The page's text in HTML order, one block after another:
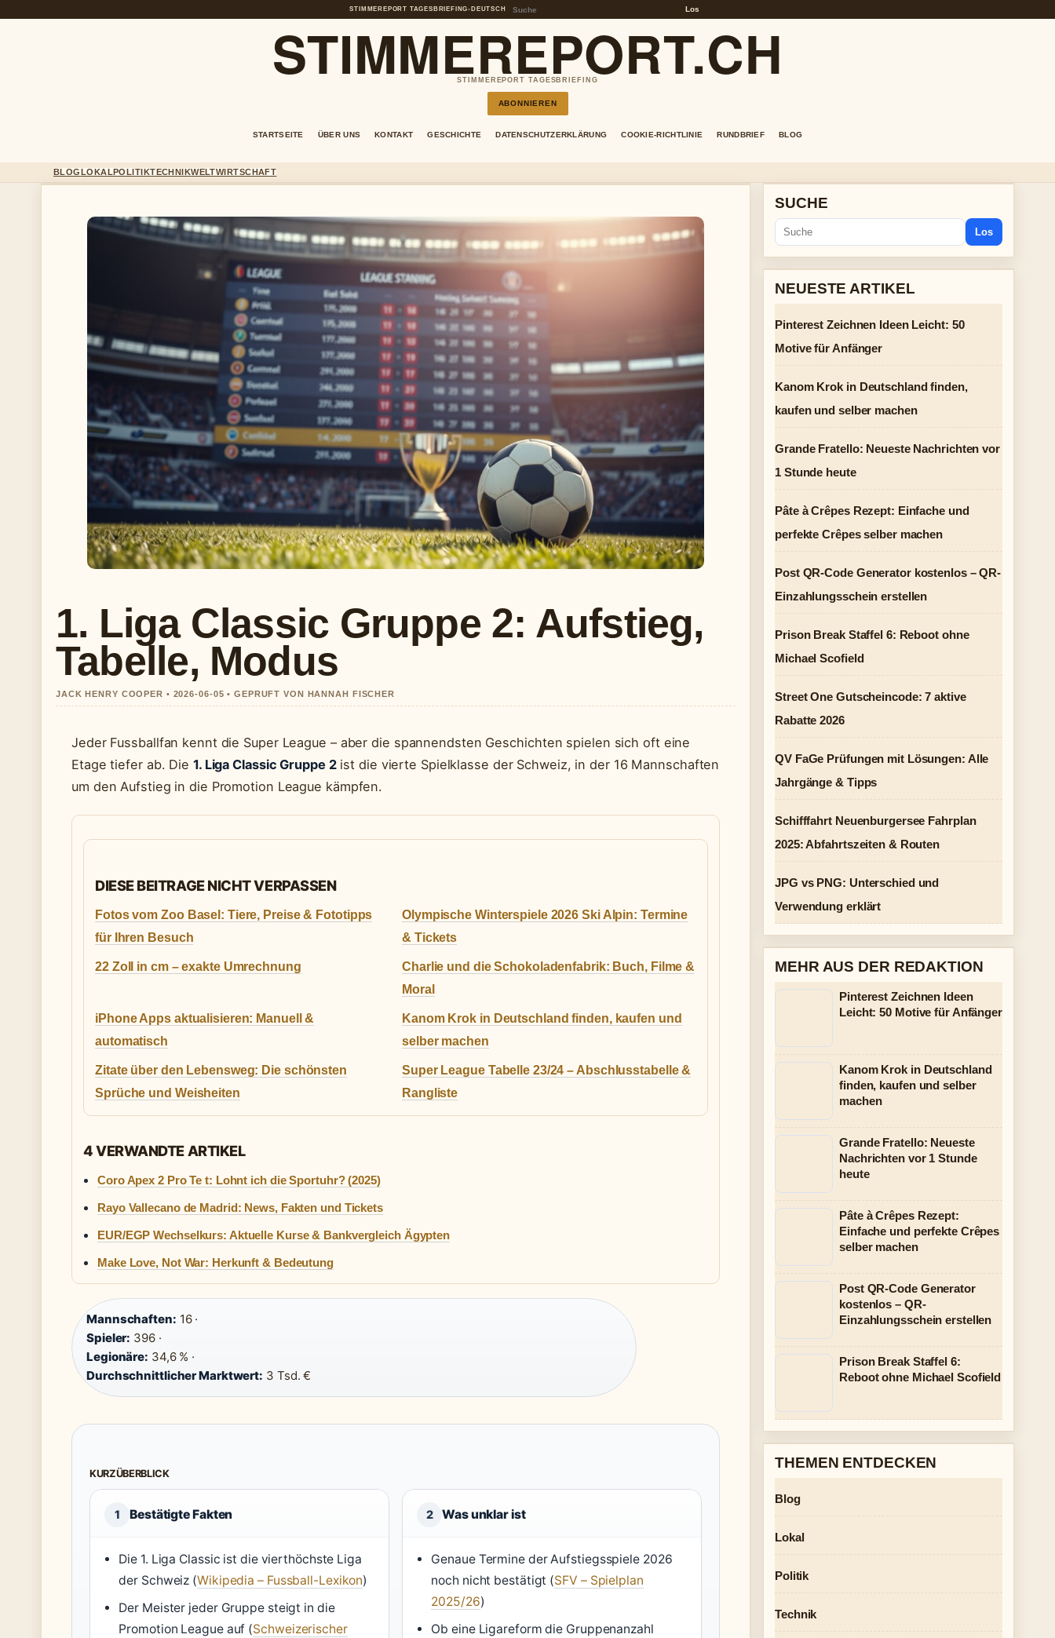
STIMMEREPORT TAGESBRIEFING• DEUTSCH Los
STIMMEREPORT.CH
STIMMEREPORT TAGESBRIEFING
ABONNIEREN
STARTSEITE ÜBER UNS KONTAKT GESCHICHTE DATENSCHUTZERKLÄRUNG COOKIE-RICHTLINIE RUNDBRIEF BLOG
BLOGLOKALPOLITIKTECHNIKWELTWIRTSCHAFT
1. Liga Classic Gruppe 2: Aufstieg,
Tabelle, Modus
JACK HENRY COOPER • 2026-06-05 • GEPRUFT VON HANNAH FISCHER
Jeder Fussballfan kennt die Super League – aber die spannendsten Geschichten spielen sich oft eine
Etage tiefer ab. Die 1. Liga Classic Gruppe 2ist die vierte Spielklasse der Schweiz, in der 16 Mannschaften
um den Aufstieg in die Promotion League kämpfen.
DIESE BEITRAGE NICHT VERPASSEN
Fotos vom Zoo Basel: Tiere, Preise & Fototipps
für Ihren Besuch
Olympische Winterspiele 2026 Ski Alpin: Termine
& Tickets
22 Zoll in cm – exakte Umrechnung
Charlie und die Schokoladenfabrik: Buch, Filme &
Moral
iPhone Apps aktualisieren: Manuell &
automatisch
Kanom Krok in Deutschland finden, kaufen und
selber machen
Zitate über den Lebensweg: Die schönsten
Sprüche und Weisheiten
Super League Tabelle 23/24 – Abschlusstabelle &
Rangliste
4 VERWANDTE ARTIKEL
Coro Apex 2 Pro Te t: Lohnt ich die Sportuhr? (2025)
Rayo Vallecano de Madrid: News, Fakten und Tickets
EUR/EGP Wechselkurs: Aktuelle Kurse & Bankvergleich Ägypten
Make Love, Not War: Herkunft & Bedeutung
Mannschaften: 16 ·
Spieler: 396 ·
Legionäre: 34,6 % ·
Durchschnittlicher Marktwert: 3 Tsd. €
KURZÜBERBLICK
1 Bestätigte Fakten
Die 1. Liga Classic ist die vierthöchste Liga
der Schweiz (Wikipedia – Fussball-Lexikon)
Der Meister jeder Gruppe steigt in die
Promotion League auf (Schweizerischer
2 Was unklar ist
Genaue Termine der Aufstiegsspiele 2026
noch nicht bestätigt (SFV – Spielplan
2025/26)
Ob eine Ligareform die Gruppenanzahl
SUCHE
Los
NEUESTE ARTIKEL
Pinterest Zeichnen Ideen Leicht: 50
Motive für Anfänger
Kanom Krok in Deutschland finden,
kaufen und selber machen
Grande Fratello: Neueste Nachrichten vor
1 Stunde heute
Pâte à Crêpes Rezept: Einfache und
perfekte Crêpes selber machen
Post QR-Code Generator kostenlos – QR-
Einzahlungsschein erstellen
Prison Break Staffel 6: Reboot ohne
Michael Scofield
Street One Gutscheincode: 7 aktive
Rabatte 2026
QV FaGe Prüfungen mit Lösungen: Alle
Jahrgänge & Tipps
Schifffahrt Neuenburgersee Fahrplan
2025: Abfahrtszeiten & Routen
JPG vs PNG: Unterschied und
Verwendung erklärt
MEHR AUS DER REDAKTION
Pinterest Zeichnen Ideen
Leicht: 50 Motive für Anfänger
Kanom Krok in Deutschland
finden, kaufen und selber
machen
Grande Fratello: Neueste
Nachrichten vor 1 Stunde
heute
Pâte à Crêpes Rezept:
Einfache und perfekte Crêpes
selber machen
Post QR-Code Generator
kostenlos – QR-
Einzahlungsschein erstellen
Prison Break Staffel 6:
Reboot ohne Michael Scofield
THEMEN ENTDECKEN
Blog
Lokal
Politik
Technik